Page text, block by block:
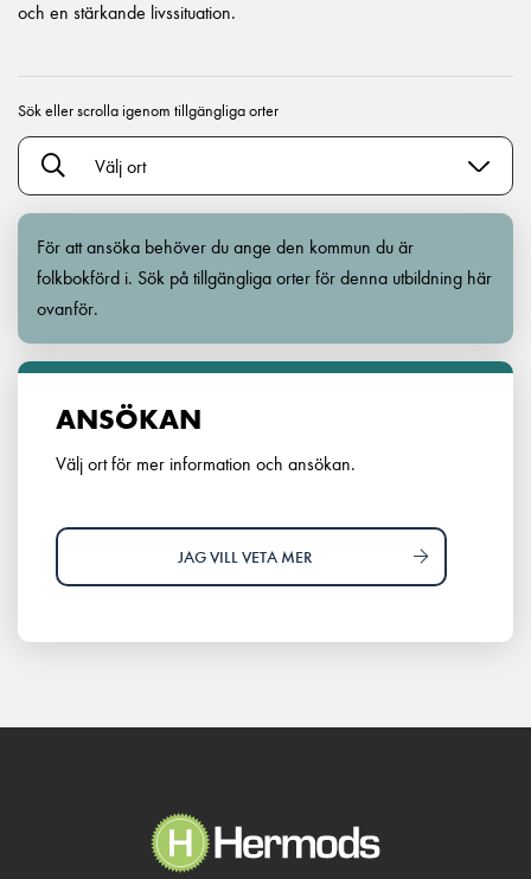
och en stärkande livssituation.
Sök eller scrolla igenom tillgängliga orter
Välj ort
För att ansöka behöver du ange den kommun du är
folkbokförd i. Sök på tillgängliga orter för denna utbildning här
ovanför.
ANSÖKAN
Välj ort för mer information och ansökan.
JAG VILL VETA MER